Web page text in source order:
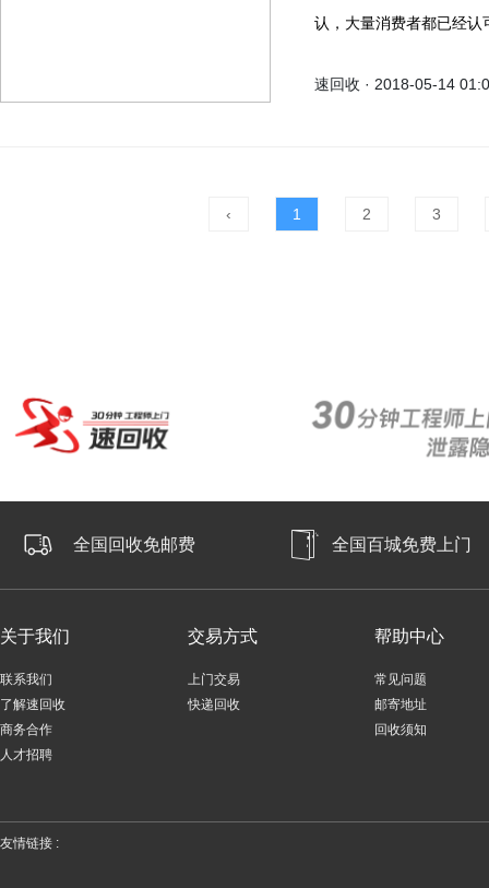
认，大量消费者都已经
千元机、中端机的标配。
速回收 · 2018-05-14
‹ 1 2 3
全国回收免邮费 全国百城免费上门
关于我们
联系我们
了解速回收
商务合作
人才招聘
交易方式
上门交易
快递回收
帮助中心
常见问题
邮寄地址
回收须知
友情链接 :